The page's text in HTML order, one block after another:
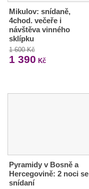
Mikulov: snídaně,
4chod. večeře i
návštěva vinného
sklípku
1 600 Kč
1 390 Kč
Pyramidy v Bosně a
Hercegovině: 2 noci se
snídaní